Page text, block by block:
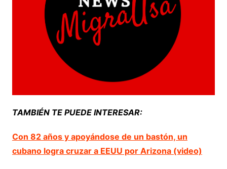
TAMBIÉN TE PUEDE INTERESAR:
Con 82 años y apoyándose de un bastón, un
cubano logra cruzar a EEUU por Arizona (video)